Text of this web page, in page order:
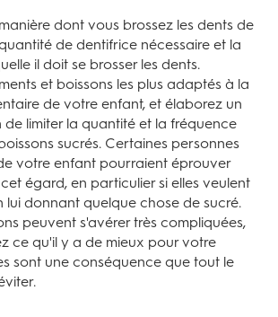
dont vous brossez les dents de
de dentifrice nécessaire et la
il doit se brosser les dents.
et boissons les plus adaptés à la
de votre enfant, et élaborez un
limiter la quantité et la fréquence
sucrés. Certaines personnes
votre enfant pourraient éprouver
égard, en particulier si elles veulent
lui donnant quelque chose de sucré.
peuvent s'avérer très compliquées,
ce qu'il y a de mieux pour votre
sont une conséquence que tout le